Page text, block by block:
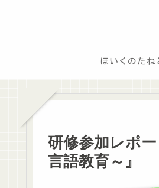
ほいくのたね
研修参加レポ
言語教育～』